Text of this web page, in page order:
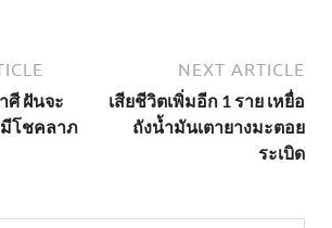
ศี ฝันจะ
มีโชคลาภ
NEXT ARTICLE
เสียชีวิตเพิ่มอีก 1 ราย เหยื่อ
ถังน้ำมันเตายางมะตอย
ระเบิด